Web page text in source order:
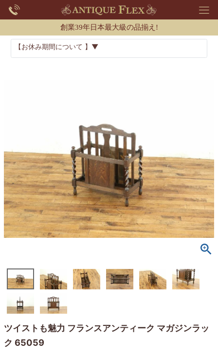
創業39年日本最大級の品揃え!
【お休み期間について 】▼
ツイストも魅力 フランスアンティーク マガジンラッ
ク 65059